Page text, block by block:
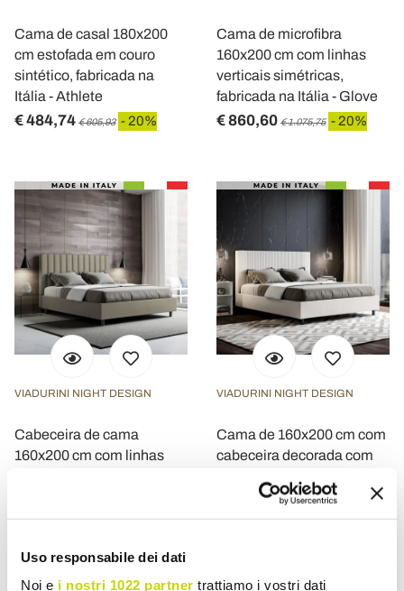
Uso responsabile dei dati
Noi e i nostri 1022 partner trattiamo i vostri dati
Cama de casal 180x200
cm estofada em couro
sintético, fabricada na
Itália - Athlete
€ 484,74 € 605,93 - 20%
Cama de microfibra
160x200 cm com linhas
verticais simétricas,
fabricada na Itália - Glove
€ 860,60 € 1.075,75 - 20%
VIADURINI NIGHT DESIGN
Cabeceira de cama
160x200 cm com linhas
€ 654,92 € 818,66 - 20%
VIADURINI NIGHT DESIGN
Cama de 160x200 cm com
cabeceira decorada com
na Itália - Pattini
€ 790,43 € 988,03 - 20%